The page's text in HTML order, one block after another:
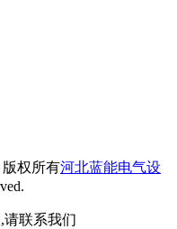
版权所有河北蓝能电气设
请联系我们